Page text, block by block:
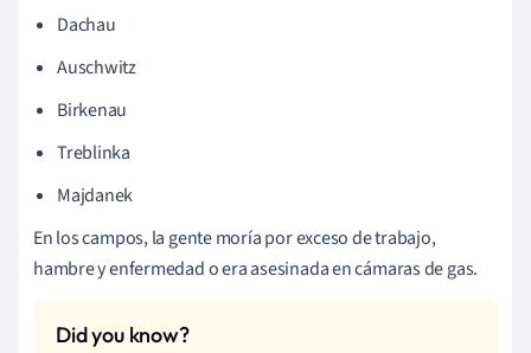
Dachau
Auschwitz
Birkenau
Treblinka
Majdanek
En los campos, la gente moría por exceso de trabajo,
hambre y enfermedad o era asesinada en cámaras de gas.